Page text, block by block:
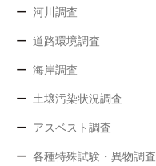
河川調査
道路環境調査
海岸調査
土壌汚染状況調査
アスベスト調査
各種特殊試験・異物調査